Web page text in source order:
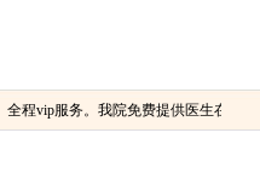
服务。我院免费提供医生在线咨询、